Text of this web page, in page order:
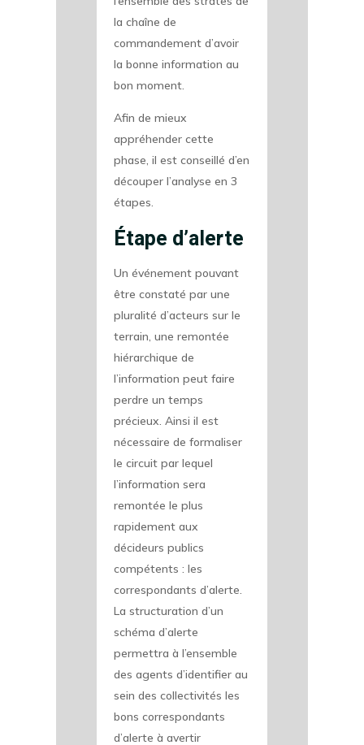
la chaîne de
commandement d’avoir
la bonne information au
bon moment.
Afin de mieux
appréhender cette
phase, il est conseillé d’en
découper l’analyse en 3
étapes.
Étape d’alerte
Un événement pouvant
être constaté par une
pluralité d’acteurs sur le
terrain, une remontée
hiérarchique de
l’information peut faire
perdre un temps
précieux. Ainsi il est
nécessaire de formaliser
le circuit par lequel
l’information sera
remontée le plus
rapidement aux
décideurs publics
compétents : les
correspondants d’alerte.
La structuration d’un
schéma d’alerte
permettra à l’ensemble
des agents d’identifier au
sein des collectivités les
bons correspondants
d’alerte à avertir